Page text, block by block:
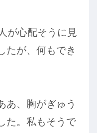
が心配そうに見
たが、何もでき
あ、胸がぎゅう
た。私もそうで